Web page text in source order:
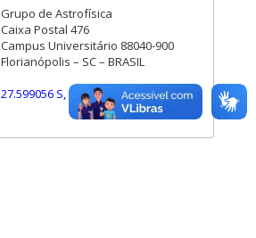
Grupo de Astrofísica
Caixa Postal 476
Campus Universitário 88040-900
Florianópolis – SC – BRASIL
27.599056 S, 48.523472 W